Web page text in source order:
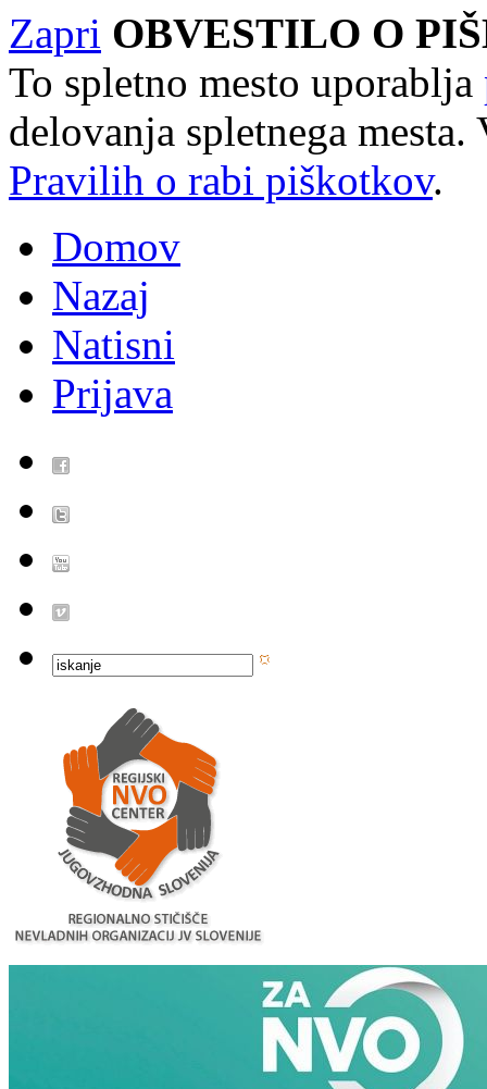
Zapri OBVESTILO O
To spletno mesto uporablja
delovanja spletnega
Pravilih o rabi piškotkov.
Domov
Nazaj
Natisni
Prijava